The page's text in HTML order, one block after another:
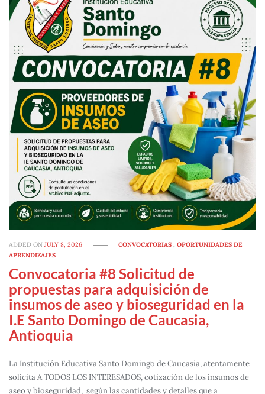
ADDED ONJULY 8, 2026 CONVOCATORIAS ,OPORTUNIDADES DE
APRENDIZAJES
Convocatoria #8 Solicitud de
propuestas para adquisición de
insumos de aseo y bioseguridad en la
I.E Santo Domingo de Caucasia,
Antioquia
La Institución Educativa Santo Domingo de Caucasia, atentamente
solicita A TODOS LOS INTERESADOS, cotización de los insumos de
aseo y bioseguridad, según las cantidades y detalles que a